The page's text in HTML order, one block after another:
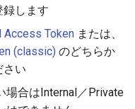
録します
Access Token または、
(classic) のどちらか
さい
場合はInternal／Private